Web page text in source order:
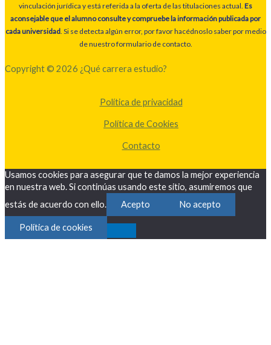
vinculación jurídica y está referida a la oferta de las titulaciones actual. Es
aconsejable que el alumno consulte y compruebe la información publicada por
cada universidad. Si se detecta algún error, por favor hacédnoslo saber por medio
de nuestro formulario de contacto.
Copyright © 2026 ¿Qué carrera estudio?
Política de privacidad
Política de Cookies
Contacto
Usamos cookies para asegurar que te damos la mejor experiencia
en nuestra web. Si continúas usando este sitio, asumiremos que
estás de acuerdo con ello.
Acepto No acepto
Política de cookies